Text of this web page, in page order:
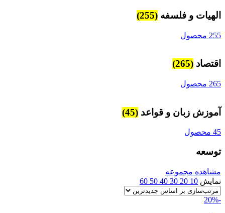
الهیات و فلسفه (255)
255 محصول
اقتصاد (265)
265 محصول
آموزش زبان و قواعد (45)
45 محصول
توسعه
مشاهده مجموعه
نمایش 10
20
30
40
50
60
-20%